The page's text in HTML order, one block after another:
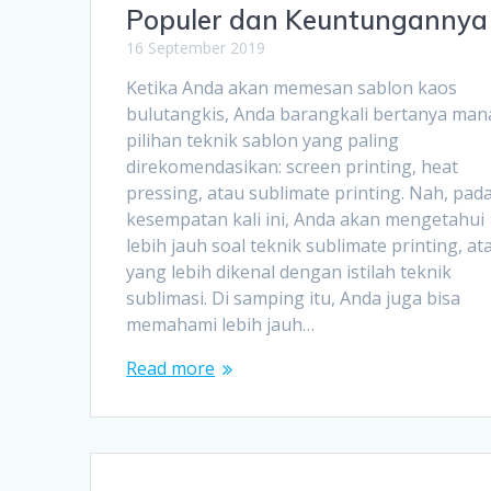
Populer dan Keuntungannya
16 September 2019
Ketika Anda akan memesan sablon kaos
bulutangkis, Anda barangkali bertanya
pilihan teknik sablon yang paling
direkomendasikan: screen printing, heat
pressing, atau sublimate printing. Nah, pada
kesempatan kali ini, Anda akan mengetahui
lebih jauh soal teknik sublimate printing,
yang lebih dikenal dengan istilah teknik
sublimasi. Di samping itu, Anda juga bisa
memahami lebih jauh…
Read more